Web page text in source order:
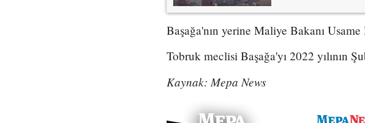
Başağa'nın yerine Maliye Bakanı
Tobruk meclisi Başağa'yı 2022 yılının
Kaynak: Mepa News